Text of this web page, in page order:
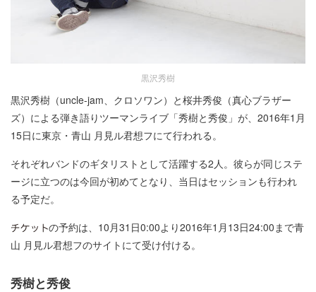
黒沢秀樹
黒沢秀樹（uncle-jam、クロソワン）と桜井秀俊（真心ブラザー
ズ）による弾き語りツーマンライブ「秀樹と秀俊」が、2016年1月
15日に東京・青山 月見ル君想フにて行われる。
それぞれバンドのギタリストとして活躍する2人。彼らが同じステ
ージに立つのは今回が初めてとなり、当日はセッションも行われ
る予定だ。
の予約は、10月31日0:00より2016年1月13日24:00まで青
山 月見ル君想フのサイトにて受け付ける。
秀樹と秀俊